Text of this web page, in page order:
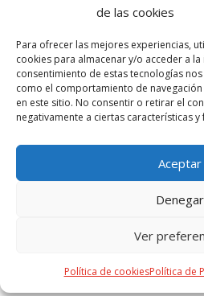
de las cookies
Para ofrecer las mejores experiencias,
cookies para almacenar y/o acceder a
consentimiento de estas tecnologías
como el comportamiento de
en este sitio. No consentir o retirar el
negativamente a ciertas características y
Aceptar
Denegar
Ver
Política de cookiesPolítica de
Tarjetero
Desde